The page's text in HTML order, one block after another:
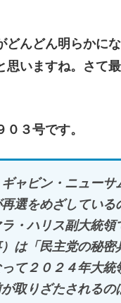
んどん明らかに
いますね。さて
０３号です。
ャビン・ニューサ
選をめざしてい
・ハリス副大統領
は「民主党の秘密
て２０２４年大統
取りざたされるの